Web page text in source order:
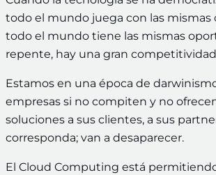
todo el mundo juega con las mismas
todo el mundo tiene las mismas
repente, hay una gran
Estamos en una época de
empresas si no compiten y no
soluciones a sus clientes, a sus
corresponda; van a desaparecer.
El Cloud Computing está